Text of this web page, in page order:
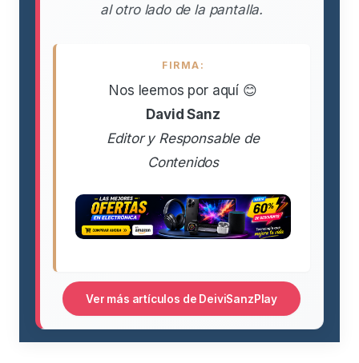
al otro lado de la pantalla.
FIRMA:
Nos leemos por aquí 😊
David Sanz
Editor y Responsable de
Contenidos
Ver más artículos de DeiviSanzPlay